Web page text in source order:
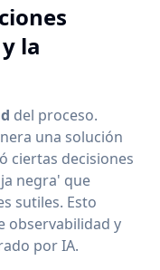
la
del proceso.
una solución
ciertas decisiones
negra' que
sutiles. Esto
observabilidad y
por IA.